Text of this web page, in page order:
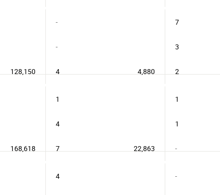
- 7
- 3
4 2
128,150 4,880
1 1
4 1
7 -
168,618 22,863
4 -